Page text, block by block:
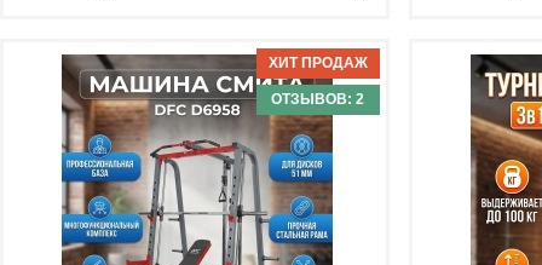
Вариант исполнения: Желтый
Доставка:БЕСПЛАТНО, 2-3 дня
Вариант
Доставка:
ОТЗЫВОВ: 2